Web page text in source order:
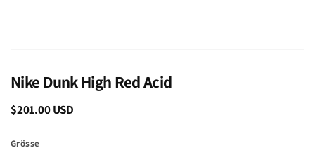
Nike Dunk High Red Acid
Normaler
$201.00 USD
Grösse